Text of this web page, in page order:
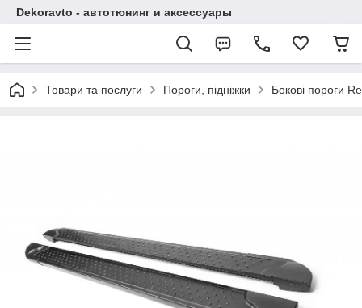
Dekoravto - автотюнинг и аксессуары
Товари та послуги Пороги, підніжки Бокові пороги